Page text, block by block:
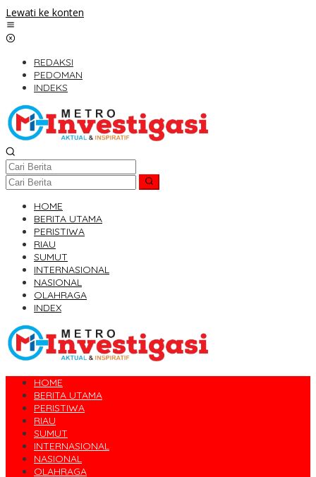
Lewati ke konten
REDAKSI
PEDOMAN
INDEKS
HOME
BERITA UTAMA
PERISTIWA
RIAU
SUMUT
INTERNASIONAL
NASIONAL
OLAHRAGA
INDEX
HOME
BERITA UTAMA
PERISTIWA
RIAU
SUMUT
INTERNASIONAL
NASIONAL
OLAHRAGA